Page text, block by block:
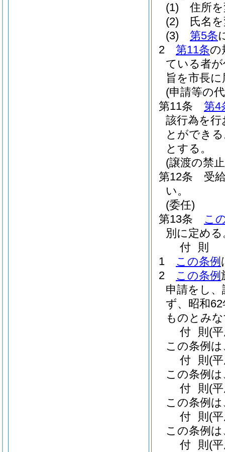
(1)
住所
(2)
氏名
(3)
第5条
2
第11条の
ている者
旨を市長
(申請等の
第11条
第4
該行為を
とができ
とする。
(譲渡の禁
第12条
受
い。
(委任)
第13条
こ
別に定める
付 則
1
この条例
2
この条例
申請をし
ず、昭和
ものとみ
付 則 (
この条例
付 則 (
この条例
付 則 (
この条例
付 則 (
この条例
付 則 (